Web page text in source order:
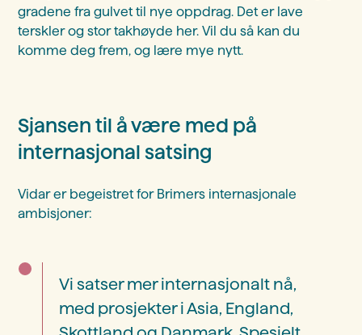
gradene fra gulvet til nye oppdrag. Det er lave
terskler og stor takhøyde her. Vil du så kan du
komme deg frem, og lære mye nytt.
Sjansen til å være med på
internasjonal satsing
Vidar er begeistret for Brimers internasjonale
ambisjoner:
Vi satser mer internasjonalt nå,
med prosjekter i Asia, England,